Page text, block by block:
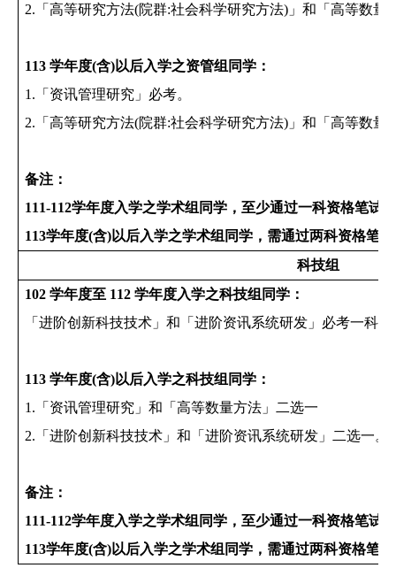
2. 「高等研究方法(院群:社会科学研究方法) 」和「高等数量
113 学年度(含)以后入学之资管组同学：
1. 「资讯管理研究」必考。
2. 「高等研究方法(院群:社会科学研究方法) 」和「高等数量
备注：
111-112学年度入学之学术组同学， 至少通过一科资格笔试。
113学年度(含)以后入学之学术组同学，需通过两科资格笔
科技组
102 学年度至 112 学年度入学之科技组同学：
「进阶创新科技技术」和「进阶资讯系统研发」必考一科。
113 学年度(含)以后入学之科技组同学：
1. 「资讯管理研究」和「高等数量方法」二选一
2. 「进阶创新科技技术」和「进阶资讯系统研发」二选一。
备注：
111-112学年度入学之学术组同学， 至少通过一科资格笔试。
113学年度(含)以后入学之学术组同学，需通过两科资格笔